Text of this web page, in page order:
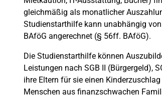
gleichmäßig als monatlicher
Studienstarthilfe kann unabhängig
BAföG angerechnet (§ 56ff. BAföG).
Die Studienstarthilfe können
Leistungen nach SGB II (Bürgergeld),
ihre Eltern für sie einen
Menschen aus finanzschwachen